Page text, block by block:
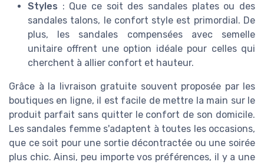
Styles : Que ce soit des sandales plates ou des
sandales talons, le confort style est primordial. De
plus, les sandales compensées avec semelle
unitaire offrent une option idéale pour celles qui
cherchent à allier confort et hauteur.
Grâce à la livraison gratuite souvent proposée par les
boutiques en ligne, il est facile de mettre la main sur le
produit parfait sans quitter le confort de son domicile.
Les sandales femme s'adaptent à toutes les occasions,
que ce soit pour une sortie décontractée ou une soirée
plus chic. Ainsi, peu importe vos préférences, il y a une